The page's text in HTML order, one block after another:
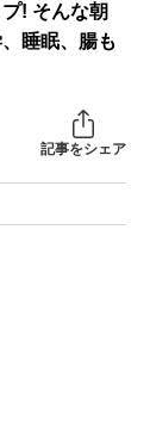
! そんな朝
睡眠、腸も
記事をシェア